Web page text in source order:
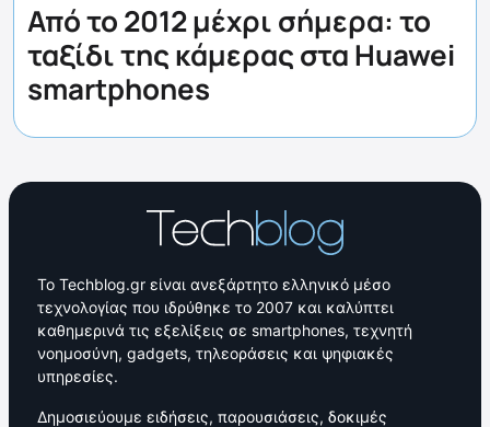
Από το 2012 μέχρι σήμερα: το
ταξίδι της κάμερας στα Huawei
smartphones
Το Techblog.gr είναι ανεξάρτητο ελληνικό μέσο
τεχνολογίας που ιδρύθηκε το 2007 και καλύπτει
καθημερινά τις εξελίξεις σε smartphones, τεχνητή
νοημοσύνη, gadgets, τηλεοράσεις και ψηφιακές
υπηρεσίες.
Δημοσιεύουμε ειδήσεις, παρουσιάσεις, δοκιμές